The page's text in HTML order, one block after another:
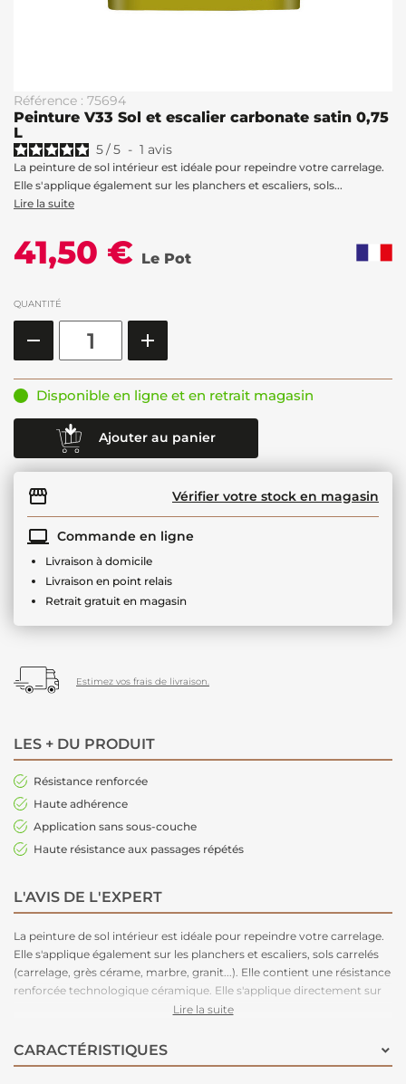
Référence : 75694
Peinture V33 Sol et escalier carbonate satin 0,75
L
5/5 - 1 avis
La peinture de sol intérieur est idéale pour repeindre votre carrelage.
Elle s'applique également sur les planchers et escaliers, sols...
Lire la suite
41,50 € Le Pot
QUANTITÉ
Disponible en ligne et en retrait magasin
Ajouter au panier
Vérifier votre stock en magasin
Commande en ligne
Livraison à domicile
Livraison en point relais
Retrait gratuit en magasin
Estimez vos frais de livraison.
LES + DU PRODUIT
Résistance renforcée
Haute adhérence
Application sans sous-couche
Haute résistance aux passages répétés
L'AVIS DE L'EXPERT
La peinture de sol intérieur est idéale pour repeindre votre carrelage.
Elle s'applique également sur les planchers et escaliers, sols carrelés
(carrelage, grès cérame, marbre, granit...). Elle contient une résistance
renforcée technologique céramique. Elle s'applique directement sur
vos surfaces sans sous-couche, très bonne résistance aux passages et
séchage complet = 24 heures.
Lire la suite
CARACTÉRISTIQUES